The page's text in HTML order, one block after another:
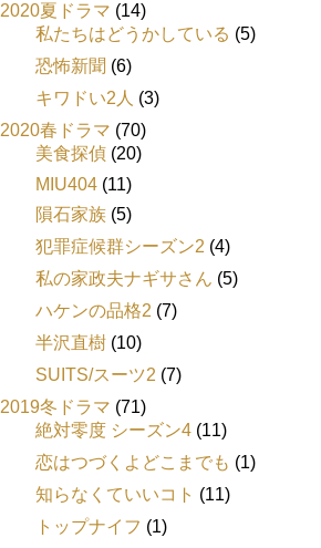
2020夏ドラマ (14)
私たちはどうかしている (5)
恐怖新聞 (6)
キワドい2人 (3)
2020春ドラマ (70)
美食探偵 (20)
MIU404 (11)
隕石家族 (5)
犯罪症候群シーズン2 (4)
私の家政夫ナギサさん (5)
ハケンの品格2 (7)
半沢直樹 (10)
SUITS/スーツ2 (7)
2019冬ドラマ (71)
絶対零度 シーズン4 (11)
恋はつづくよどこまでも (1)
知らなくていいコト (11)
トップナイフ (1)